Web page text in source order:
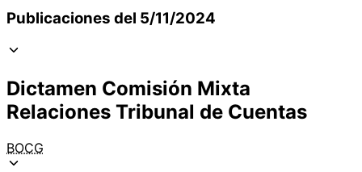
Publicaciones del 5/11/2024
Dictamen Comisión Mixta
Relaciones Tribunal de Cuentas
BOCG